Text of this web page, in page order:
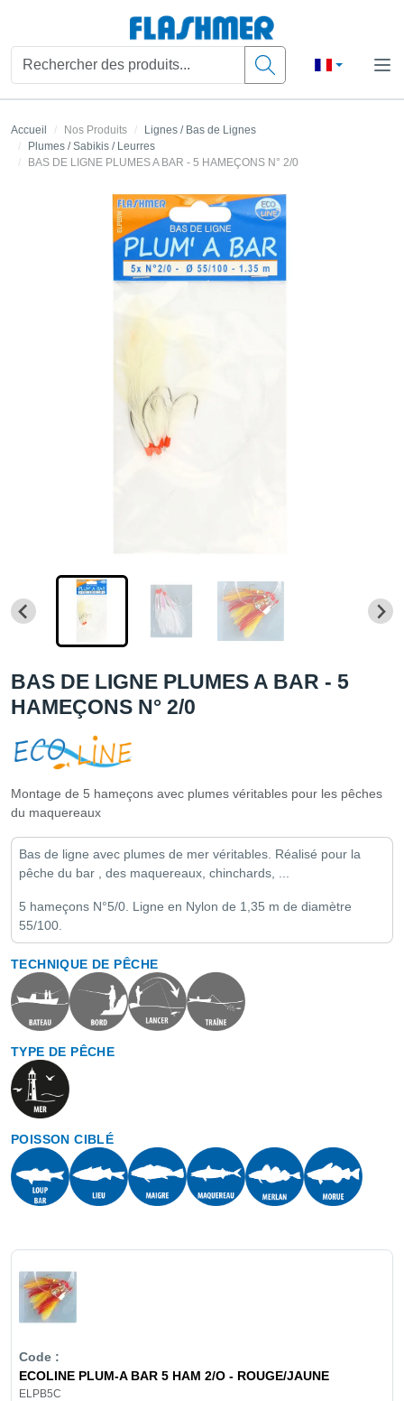
Accueil Nos Produits
Lignes / Bas de Lignes
Plumes / Sabikis / Leurres
BAS DE LIGNE PLUMES A BAR - 5 HAMEÇONS N° 2/0
BAS DE LIGNE PLUMES A BAR - 5
HAMEÇONS N° 2/0
Montage de 5 hameçons avec plumes véritables pour les pêches
du maquereaux
Bas de ligne avec plumes de mer véritables. Réalisé pour la
pêche du bar , des maquereaux, chinchards, ...
5 hameçons N°5/0. Ligne en Nylon de 1,35 m de diamètre
55/100.
TECHNIQUE DE PÊCHE
TYPE DE PÊCHE
POISSON CIBLÉ
ECOLINE PLUM-A BAR 5 HAM 2/O - ROUGE/JAUNE
ELPB5C